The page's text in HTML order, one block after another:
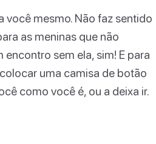
você mesmo. Não faz sentido
as meninas que não
sem ela, sim! E para
uma camisa de botão
como você é, ou a deixa ir.